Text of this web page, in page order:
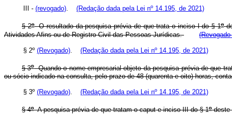
III - (revogado). (Redação dada pela Lei nº 14.195, de 2021)
§ 2oO resultado da pesquisa prévia de que trata o inciso I do § 1o
Atividades Afins ou de Registro Civil das Pessoas Jurídicas.
§ 2º (Revogado) (Redação dada pela Lei nº 14.195, de 2021)
§ 3oQuando o nome empresarial objeto da pesquisa prévia de que
ou sócio indicado na consulta, pelo prazo de 48 (quarenta e oito) horas,
§ 3º (Revogado). (Redação dada pela Lei nº 14.195, de 2021)
§ 4oA pesquisa prévia de que tratam o caput e inciso III do § 1odeste